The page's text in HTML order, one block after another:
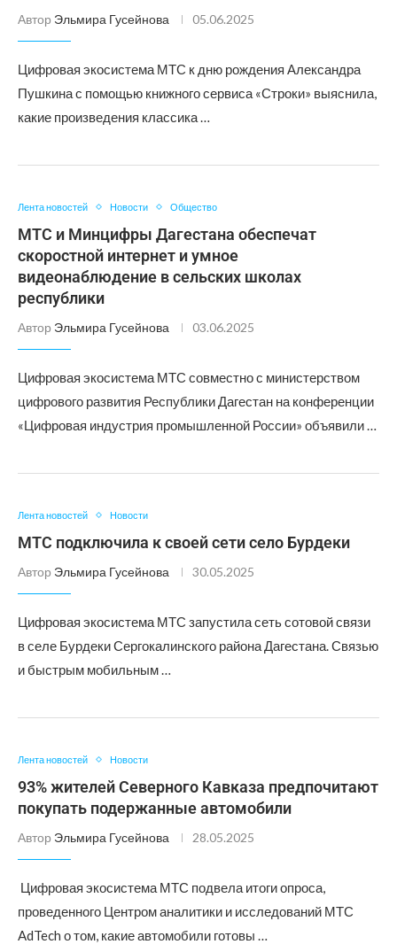
Автор Эльмира Гусейнова 05.06.2025
Цифровая экосистема МТС к дню рождения Александра
Пушкина с помощью книжного сервиса «Строки» выяснила,
какие произведения классика …
Лента новостей Новости Общество
МТС и Минцифры Дагестана обеспечат
скоростной интернет и умное
видеонаблюдение в сельских школах
республики
Автор Эльмира Гусейнова 03.06.2025
Цифровая экосистема МТС совместно с министерством
цифрового развития Республики Дагестан на конференции
«Цифровая индустрия промышленной России» объявили …
Лента новостей Новости
МТС подключила к своей сети село Бурдеки
Автор Эльмира Гусейнова 30.05.2025
Цифровая экосистема МТС запустила сеть сотовой связи
в селе Бурдеки Сергокалинского района Дагестана. Связью
и быстрым мобильным …
Лента новостей Новости
93% жителей Северного Кавказа предпочитают
покупать подержанные автомобили
Автор Эльмира Гусейнова 28.05.2025
Цифровая экосистема МТС подвела итоги опроса,
проведенного Центром аналитики и исследований МТС
AdTech о том, какие автомобили готовы …